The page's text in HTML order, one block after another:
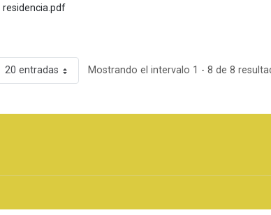
residencia.pdf
20 entradas Mostrando el intervalo 1 - 8 de 8